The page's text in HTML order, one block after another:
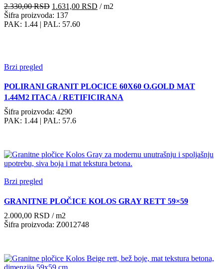
2.330,00RSD Originalna
cena
je
1.631,00 RSD Trenutna
/ m2
Šifra proizvoda: 137
PAK: 1.44 | PAL: 57.60
Brzi pregled
POLIRANI GRANIT PLOCICE 60X60 O.GOLD MAT
1.44M2 ITACA / RETIFICIRANA
Šifra proizvoda: 4290
PAK: 1.44 | PAL: 57.6
Brzi pregled
GRANITNE PLOČICE KOLOS GRAY RETT 59×59
2.000,00 RSD / m2
Šifra proizvoda: Z0012748